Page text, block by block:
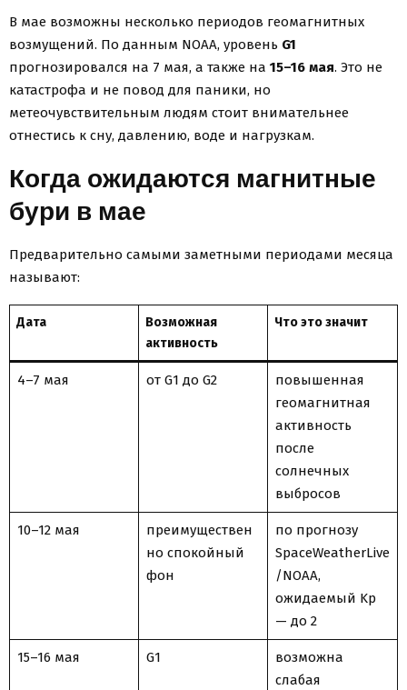
В мае возможны несколько периодов геомагнитных
возмущений. По данным NOAA, уровень G1
прогнозировался на 7 мая, а также на 15–16 мая. Это не
катастрофа и не повод для паники, но
метеочувствительным людям стоит внимательнее
отнестись к сну, давлению, воде и нагрузкам.
Когда ожидаются магнитные
бури в мае
Предварительно самыми заметными периодами месяца
называют:
Дата
Возможная
активность
Что это значит
4–7 мая от G1 до G2
повышенная
геомагнитная
активность
после
солнечных
выбросов
10–12 мая
преимуществен
но спокойный
фон
по прогнозу
SpaceWeatherLive
/NOAA,
ожидаемый Kp
— до 2
15–16 мая G1
возможна
слабая